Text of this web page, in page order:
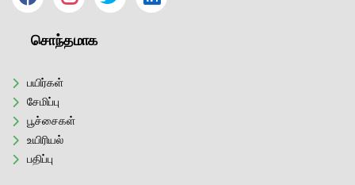
சொந்தமாக
பயிர்கள்
சேமிப்பு
பூச்சைகள்
உயிரியல்
பதிப்பு